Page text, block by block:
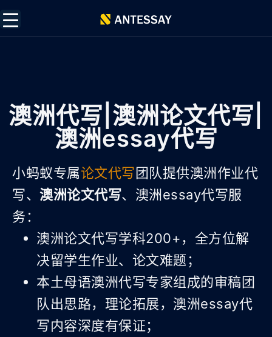
澳洲代写|澳洲论文代写|
澳洲essay代写
小蚂蚁专属论文代写团队提供澳洲作业代
写、 澳洲论文代写、澳洲essay代写服
务：
澳洲论文代写学科200+，全方位解
决留学生作业、论文难题；
本土母语澳洲代写专家组成的审稿团
队出思路，理论拓展，澳洲essay代
写内容深度有保证；